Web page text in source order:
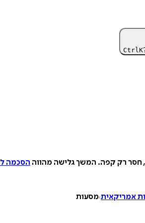
CtrlK
חסר רק קפה. המשך גלישה מהווה הסכמה
אמריקאית מסעות